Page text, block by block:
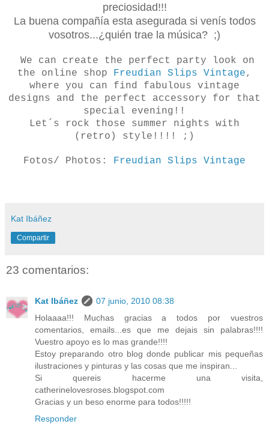
preciosidad!!!
La buena compañía esta asegurada si venís todos
vosotros...¿quién trae la música? ;)
We can create the perfect party look on
the online shop Freudian Slips Vintage,
where you can find fabulous vintage
designs and the perfect accessory for that
special evening!!
Let´s rock those summer nights with
(retro) style!!!! ;)
Fotos/ Photos: Freudian Slips Vintage
Kat Ibáñez
Compartir
23 comentarios:
Kat Ibáñez
07 junio, 2010 08:38
Holaaaa!!! Muchas gracias a todos por vuestros
comentarios, emails...es que me dejais sin palabras!!!!
Vuestro apoyo es lo mas grande!!!!
Estoy preparando otro blog donde publicar mis pequeñas
ilustraciones y pinturas y las cosas que me inspiran...
Si quereis hacerme una visita,
catherinelovesroses.blogspot.com
Gracias y un beso enorme para todos!!!!!
Responder